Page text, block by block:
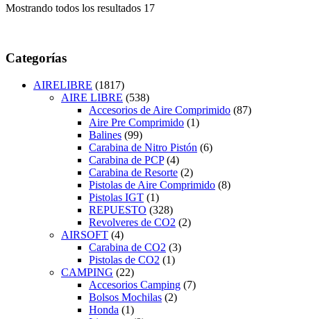
Mostrando todos los resultados 17
Categorías
AIRELIBRE (1817)
AIRE LIBRE (538)
Accesorios de Aire Comprimido (87)
Aire Pre Comprimido (1)
Balines (99)
Carabina de Nitro Pistón (6)
Carabina de PCP (4)
Carabina de Resorte (2)
Pistolas de Aire Comprimido (8)
Pistolas IGT (1)
REPUESTO (328)
Revolveres de CO2 (2)
AIRSOFT (4)
Carabina de CO2 (3)
Pistolas de CO2 (1)
CAMPING (22)
Accesorios Camping (7)
Bolsos Mochilas (2)
Honda (1)